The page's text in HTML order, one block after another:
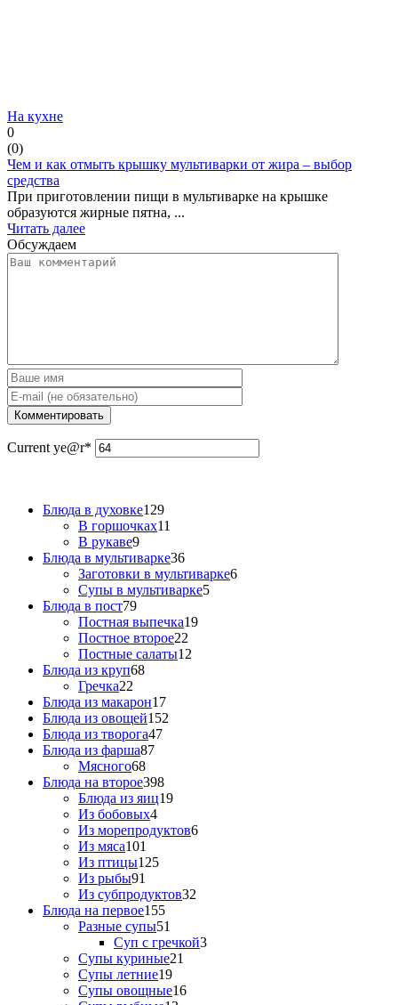
На кухне
0
(0)
Чем и как отмыть крышку мультиварки от жира – выбор
средства
При приготовлении пищи в мультиварке на крышке
образуются жирные пятна, ...
Читать далее
Обсуждаем
Current ye@r*
Блюда в духовке129
В горшочках11
В рукаве9
Блюда в мультиварке36
Заготовки в мультиварке6
Супы в мультиварке5
Блюда в пост79
Постная выпечка19
Постное второе22
Постные салаты12
Блюда из круп68
Гречка22
Блюда из макарон17
Блюда из овощей152
Блюда из творога47
Блюда из фарша87
Мясного68
Блюда на второе398
Блюда из яиц19
Из бобовых4
Из морепродуктов6
Из мяса101
Из птицы125
Из рыбы91
Из субпродуктов32
Блюда на первое155
Разные супы51
Суп с гречкой3
Супы куриные21
Супы летние19
Супы овощные16